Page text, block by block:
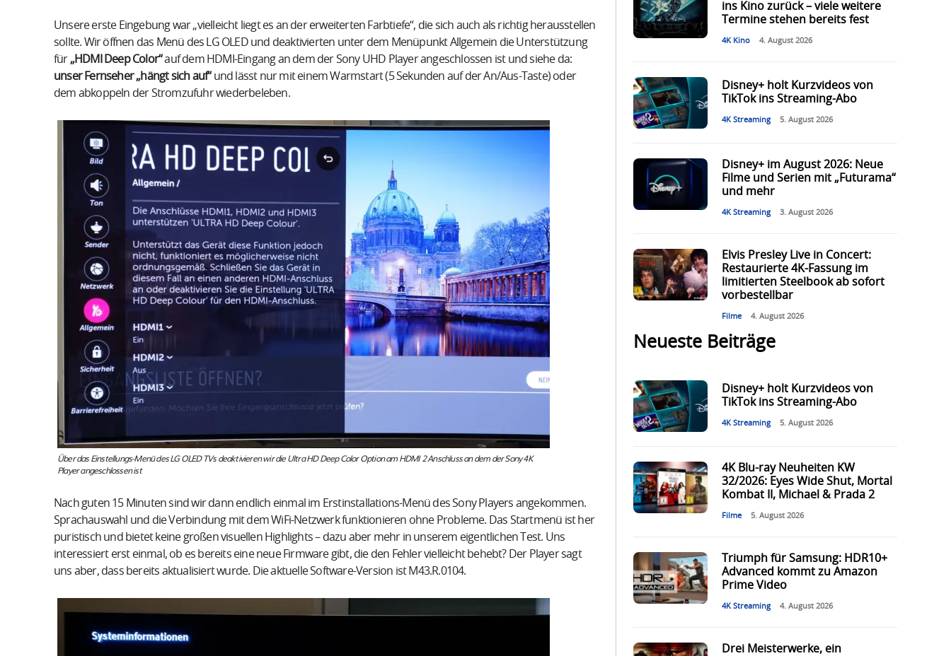
Unsere erste Eingebung war „vielleicht liegt es an der erweiterten Farbtiefe“, die sich auch als richtig herausstellen
sollte. Wir öffnen das Menü des LG OLED und deaktivierten unter dem Menüpunkt Allgemein die Unterstützung
für„HDMI Deep Color“auf dem HDMI-Eingang an dem der Sony UHD Player angeschlossen ist und siehe da:
unser Fernseher „hängt sich auf“und lässt nur mit einem Warmstart (5 Sekunden auf der An/Aus-Taste) oder
dem abkoppeln der Stromzufuhr wiederbeleben.
Über das Einstellungs-Menü des LG OLED TVs deaktivieren wir die Ultra HD Deep Color Option am HDMI 2 Anschluss an dem der Sony 4K
Player angeschlossen ist
Nach guten 15 Minuten sind wir dann endlich einmal im Erstinstallations-Menü des Sony Players angekommen.
Sprachauswahl und die Verbindung mit dem WiFi-Netzwerk funktionieren ohne Probleme. Das Startmenü ist her
puristisch und bietet keine großen visuellen Highlights – dazu aber mehr in unserem eigentlichen Test. Uns
interessiert erst einmal, ob es bereits eine neue Firmware gibt, die den Fehler vielleicht behebt? Der Player sagt
uns aber, dass bereits aktualisiert wurde. Die aktuelle Software-Version ist M43.R.0104.
ins Kino zurück – viele weitere
Termine stehen bereits fest
4K Kino 4. August 2026
Disney+ holt Kurzvideos von
TikTok ins Streaming-Abo
4K Streaming 5. August 2026
Disney+ im August 2026: Neue
Filme und Serien mit „Futurama“
und mehr
4K Streaming 3. August 2026
Elvis Presley Live in Concert:
Restaurierte 4K-Fassung im
limitierten Steelbook ab sofort
vorbestellbar
Filme 4. August 2026
Neueste Beiträge
Disney+ holt Kurzvideos von
TikTok ins Streaming-Abo
4K Streaming 5. August 2026
4K Blu-ray Neuheiten KW
32/2026: Eyes Wide Shut, Mortal
Kombat II, Michael & Prada 2
Filme 5. August 2026
Triumph für Samsung: HDR10+
Advanced kommt zu Amazon
Prime Video
4K Streaming 4. August 2026
Drei Meisterwerke, ein